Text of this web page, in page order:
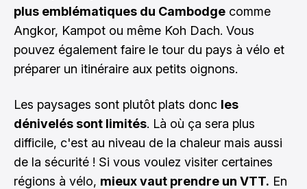
plus emblématiques du Cambodge comme
Angkor, Kampot ou même Koh Dach. Vous
pouvez également faire le tour du pays à vélo et
préparer un itinéraire aux petits oignons.
Les paysages sont plutôt plats donc les
dénivelés sont limités. Là où ça sera plus
difficile, c'est au niveau de la chaleur mais aussi
de la sécurité ! Si vous voulez visiter certaines
régions à vélo, mieux vaut prendre un VTT. En